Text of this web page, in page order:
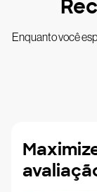
Enquanto você